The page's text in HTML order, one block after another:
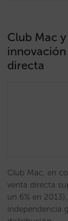
Club Mac
directa
Club Mac, en
venta directa
un 6% en
independencia